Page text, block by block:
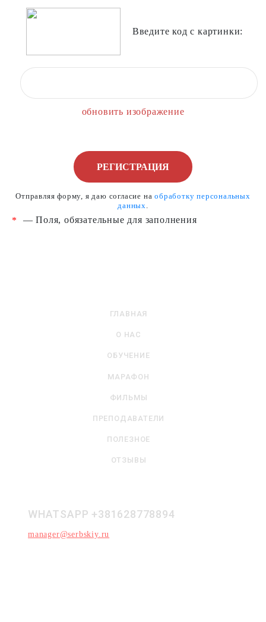
Введите код с картинки:
Отправляя форму, я даю согласие наобработку персональных
данных
* — Поля, обязательные для заполнения
ГЛАВНАЯ
О НАС
ОБУЧЕНИЕ
МАРАФОН
ФИЛЬМЫ
ПРЕПОДАВАТЕЛИ
ПОЛЕЗНОЕ
ОТЗЫВЫ
WHATSAPP +381628778894
manager@serbskiy.ru